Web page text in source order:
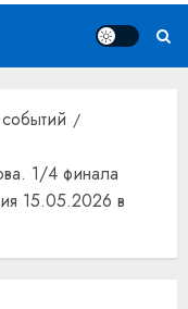
1/4 финала
15.05.2026 в